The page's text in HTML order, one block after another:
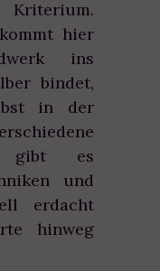
Kriterium.
hier
ins
bindet,
in der
gibt es
und
erdacht
hinweg